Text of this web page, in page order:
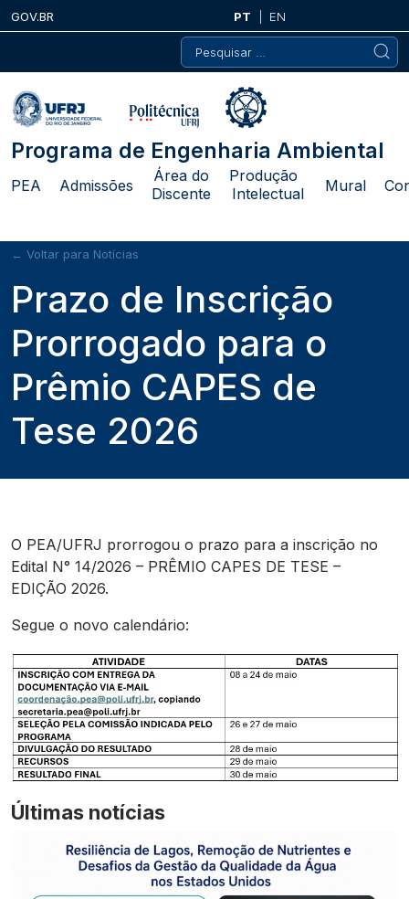
Skip
to
GOV.BR PT
EN
Pesquisar
por:
Programa de Engenharia Ambiental
PEA Admissões
Área do
Discente
Produção
Intelectual
Mural
← Voltar para Notícias
Prazo de Inscrição
Prorrogado para o
Prêmio CAPES de
Tese 2026
O PEA/UFRJ prorrogou o prazo para a inscrição no
Edital N° 14/2026 – PRÊMIO CAPES DE TESE –
EDIÇÃO 2026.
Segue o novo calendário:
Últimas notícias